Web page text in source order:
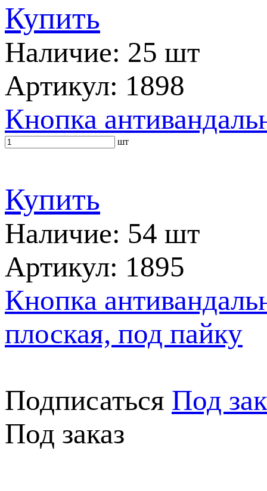
Купить
Наличие: 25 шт
Артикул: 1898
Кнопка
шт
Купить
Наличие: 54 шт
Артикул: 1895
Кнопка
плоская, под пайку
Подписаться Под
Под заказ